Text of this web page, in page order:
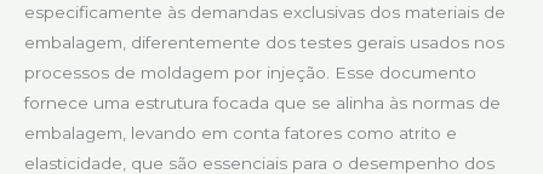
especificamente às demandas exclusivas dos materiais de
embalagem, diferentemente dos testes gerais usados nos
processos de moldagem por injeção. Esse documento
fornece uma estrutura focada que se alinha às normas de
embalagem, levando em conta fatores como atrito e
elasticidade, que são essenciais para o desempenho dos